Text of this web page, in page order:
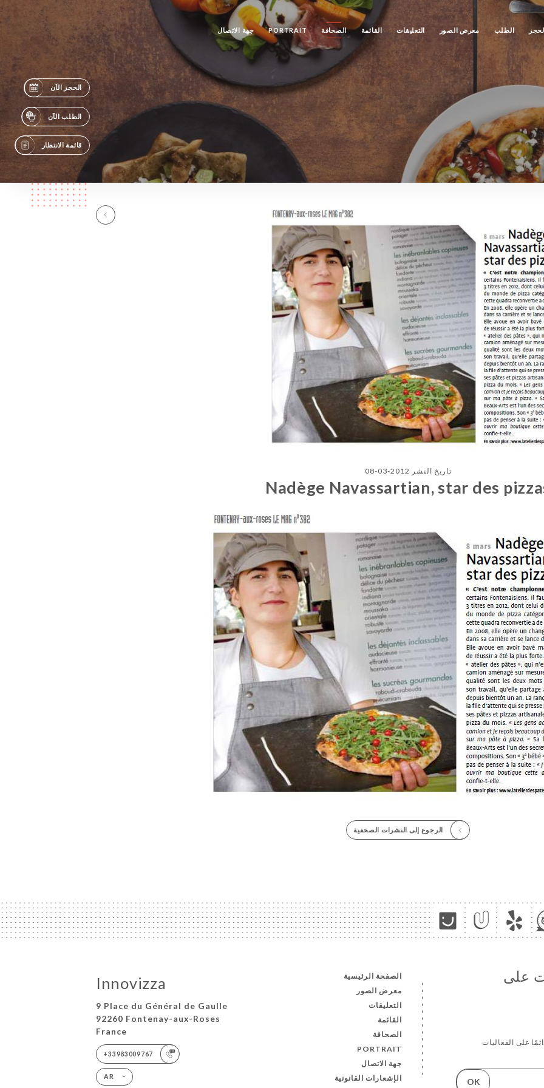
الطلب معرض الصور التعليقات القائمة الصحافة PORTRAIT جهة الاتصال
الحجز الآن
الطلب الآن
قائمة الانتظار
تاريخ النشر 2012-03-08
Nadège Navassartian, star des
الرجوع إلى النشرات الصحفية
Innovizza
9 Place du Général de Gaulle
92260 Fontenay-aux-Roses
France
+33983009767
AR
الصفحة الرئيسية
معرض الصور
التعليقات
القائمة
الصحافة
PORTRAIT
جهة الاتصال
الإشعارات القانونية
على
على الفعاليات
OK